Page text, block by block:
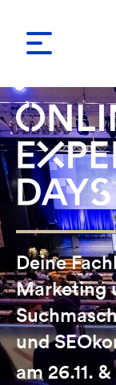
Deine
Marketing
und
am 26.11.